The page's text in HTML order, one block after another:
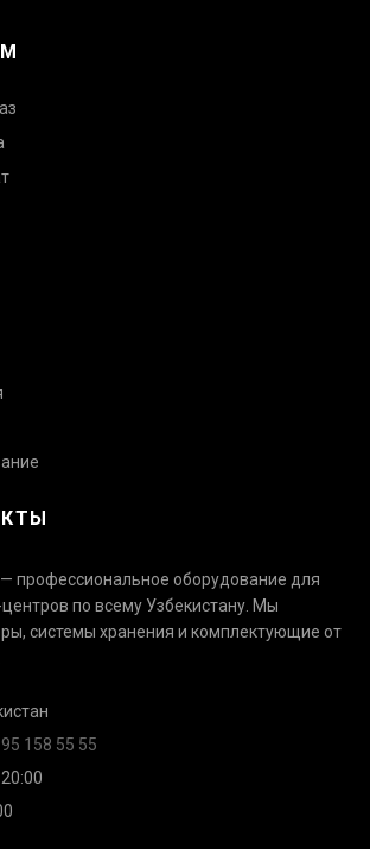
— профессиональное оборудование для
по всему Узбекистану. Мы
системы хранения и комплектующие от
158 55 55
Связаться с нами
Телефон